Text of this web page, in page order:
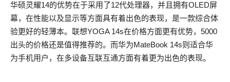
华硕灵耀14的优势在于采用了12代处理器，并且拥有OLED屏
幕，在性能以及显示等方面具有着出色的表现，是一款综合体
验更好的轻薄本。联想YOGA 14s在价格方面更有优势，5000
出头的价格还是值得推荐的。而华为MateBook 14s则适合华
为手机用户，在多设备互联互通方面有着更为出色的表现。